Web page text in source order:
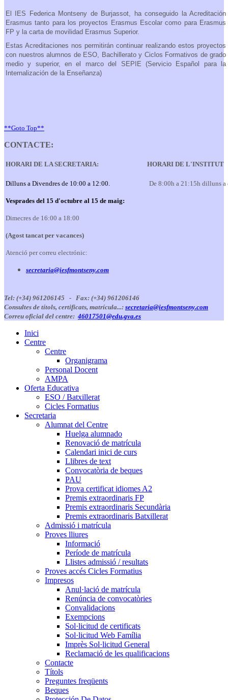
El IES Federica Montseny de Burjassot, ha conseguido la Acreditación
Erasmus tanto para los proyectos Erasmus Escolar como para Erasmus
FP y la carta de movilidad Erasmus Superior.
Estas Acreditaciones nos permitirán continuar realizando estos proyectos
con nuestros alumnos de ESO, Bachillerato y Ciclos Formativos de grado
medio y superior, en el marco del SEPIE (Servicio Español para la
Internalización de la Enseñanza)
**Goto Top**
CONTACTE:
HORARI DE LA SECRETARIA: HORARI DE L'INSTITUT
Dilluns a Divendres de 10:00 a 12:00.
Vesprades del 15 d'octubre al 15 de maig:
Dimecres de 16:00 a 18:00
(Agost tancat per vacances)
Atenció per correu electrónic:
secretaria@iesfmontseny.com
De 8:00h a 21:15h dilluns a
Tel: (+34) 961206145 - Fax: (+34) 961206146
Consultes de títols, certificats, matrícula...: secretaria@iesfmontseny.com
Correu oficial del centre: 46017501@edu.gva.es
Inici
Centre
Centre
Organigrama
Personal Docent
AMPA
Oferta Educativa
ESO / Batxillerat
Cicles Formatius
Secretaria
Alumnat del Centre
Huelga alumnado
Renovació de matrícula
Calendari inici de curs
Llibres de text
Convocatòria de beques
PAU
Prova certificat idiomes A2
Premis extraordinaris FP
Premis extraordinaris Secundària
Premis extraordinaris Batxillerat
Admissió i matrícula
Proves lliures
Informació
Període de matrícula
Llistes admissió / resultats
Proves accés Cicles Formatius
Impresos
Anul·lació de matrícula
Renúncia de convocatòries
Convalidacions
Exempcions
Sol·licitud de certificats
Sol·licitud Web Família
Imprès Sol·licitud General
Reclamació de les qualificacions
Contacte
Títols
Preguntes freqüents
Beques